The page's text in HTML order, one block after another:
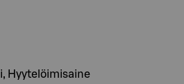
Hyytelöimisaine